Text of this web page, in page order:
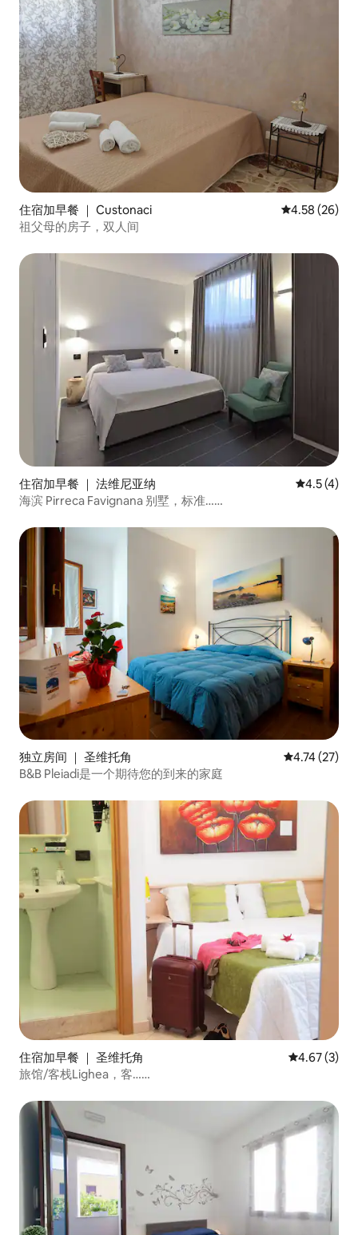
住宿加早餐 ｜ Custonaci 平均评分
4.58 (26)
祖父母的房子，双人间
住宿加早餐 ｜ 法维尼亚纳 平均评分
4.5 (4)
海滨 Pirreca Favignana 别墅，标准……
独立房间 ｜ 圣维托角 平均评分
4.74 (27)
B&B Pleiadi是一个期待您的到来的家庭
住宿加早餐 ｜ 圣维托角 平均评分
4.67 (3)
旅馆/客栈Lighea，客……